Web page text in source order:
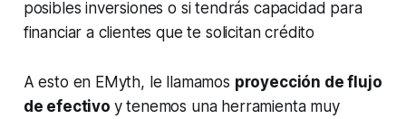
posibles inversiones o si tendrás capacidad para
financiar a clientes que te solicitan crédito
A esto en EMyth, le llamamos proyección de flujo
de efectivo y tenemos una herramienta muy